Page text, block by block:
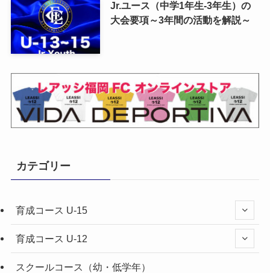
Jr.ユース（中学1年生-3年生）の
大会要項～3年間の活動を解説～
カテゴリー
育成コース U-15
育成コース U-12
スクールコース（幼・低学年）